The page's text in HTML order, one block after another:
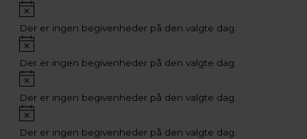
Notice
Der er ingen begivenheder på den valgte dag.
Notice
Der er ingen begivenheder på den valgte dag.
Notice
Der er ingen begivenheder på den valgte dag.
Notice
Der er ingen begivenheder på den valgte dag.